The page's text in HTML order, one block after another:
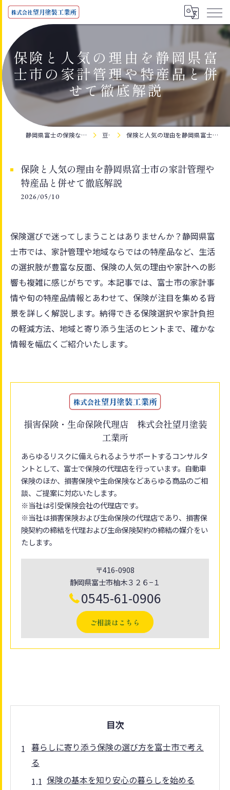
保険と人気の理由を静岡県富
士市の家計管理や特産品と併
せて徹底解説
静岡県富士の保険なら株式会社望月塗装工業所 豆知識 保険と人気の理由を静岡県富士市の家計管理や特産品と併せて徹底解説
保険と人気の理由を静岡県富士市の家計管理や
特産品と併せて徹底解説
2026/05/10
保険選びで迷ってしまうことはありませんか？静岡県富
士市では、家計管理や地域ならではの特産品など、生活
の選択肢が豊富な反面、保険の人気の理由や家計への影
響も複雑に感じがちです。本記事では、富士市の家計事
情や旬の特産品情報とあわせて、保険が注目を集める背
景を詳しく解説します。納得できる保険選択や家計負担
の軽減方法、地域と寄り添う生活のヒントまで、確かな
情報を幅広くご紹介いたします。
損害保険・生命保険代理店 株式会社望月塗装
工業所
あらゆるリスクに備えられるようサポートするコンサルタ
ントとして、富士で保険の代理店を行っています。自動車
保険のほか、損害保険や生命保険などあらゆる商品のご相
談、ご提案に対応いたします。
※当社は引受保険会社の代理店です。
※当社は損害保険および生命保険の代理店であり、損害保
険契約の締結を代理および生命保険契約の締結の媒介をい
たします。
〒416-0908
静岡県富士市柚木３２６−１
0545-61-0906
ご相談はこちら
目次
暮らしに寄り添う保険の選び方を富士市で考え
る
保険の基本を知り安心の暮らしを始める